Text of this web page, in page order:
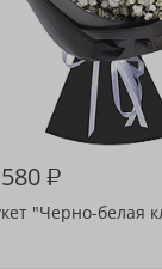
₽
"Черно-белая